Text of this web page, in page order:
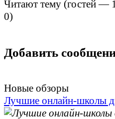
Читают тему (гостей —
0)
Добавить
Новые обзоры
Лучшие онлайн-школы